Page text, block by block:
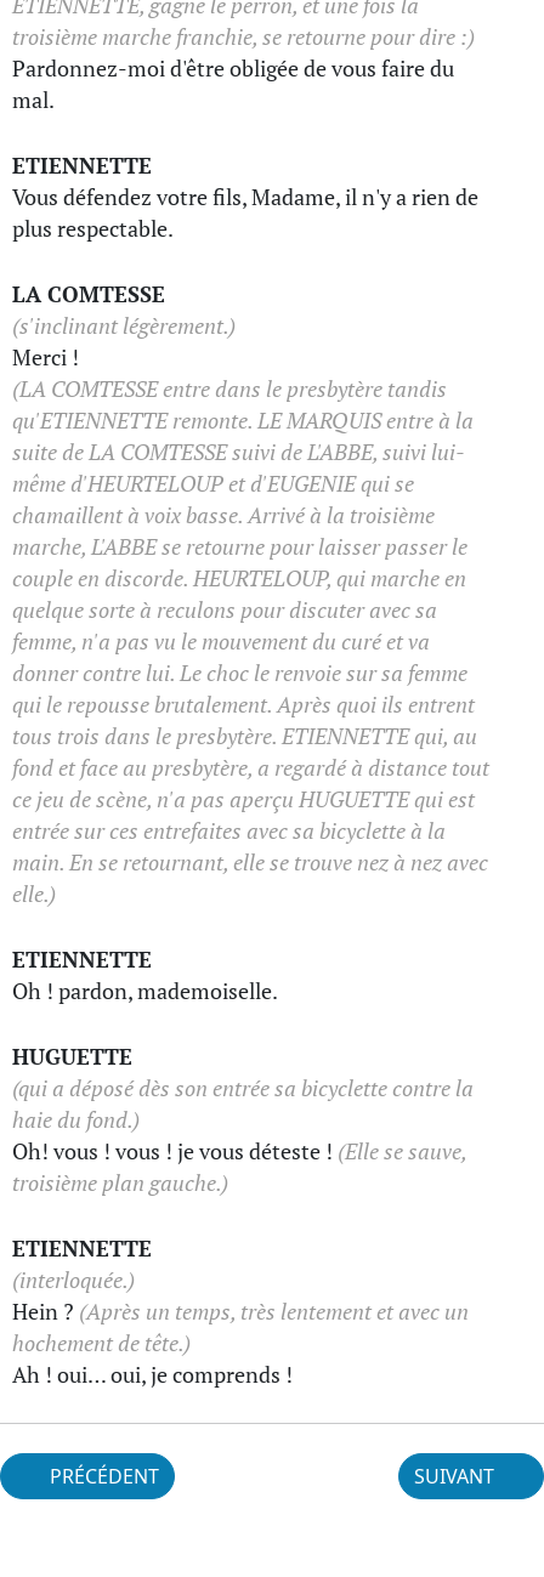
troisième marche franchie, se retourne pour dire :)
Pardonnez-moi d'être obligée de vous faire du
mal.
ETIENNETTE
Vous défendez votre fils, Madame, il n'y a rien de
plus respectable.
LA COMTESSE
(s'inclinant légèrement.)
Merci !
(LA COMTESSE entre dans le presbytère tandis
qu'ETIENNETTE remonte. LE MARQUIS entre à la
suite de LA COMTESSE suivi de L'ABBE, suivi lui-
même d'HEURTELOUP et d'EUGENIE qui se
chamaillent à voix basse. Arrivé à la troisième
marche, L'ABBE se retourne pour laisser passer le
couple en discorde. HEURTELOUP, qui marche en
quelque sorte à reculons pour discuter avec sa
femme, n'a pas vu le mouvement du curé et va
donner contre lui. Le choc le renvoie sur sa femme
qui le repousse brutalement. Après quoi ils entrent
tous trois dans le presbytère. ETIENNETTE qui, au
fond et face au presbytère, a regardé à distance tout
ce jeu de scène, n'a pas aperçu HUGUETTE qui est
entrée sur ces entrefaites avec sa bicyclette à la
main. En se retournant, elle se trouve nez à nez avec
elle.)
ETIENNETTE
Oh ! pardon, mademoiselle.
HUGUETTE
(qui a déposé dès son entrée sa bicyclette contre la
haie du fond.)
Oh! vous ! vous ! je vous déteste ! (Elle se sauve,
troisième plan gauche.)
ETIENNETTE
(interloquée.)
Hein ? (Après un temps, très lentement et avec un
hochement de tête.)
Ah ! oui… oui, je comprends !
PRÉCÉDENT SUIVANT